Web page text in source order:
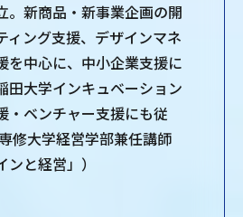
。新商品・新事業企画の開
ィング支援、デザインマネ
を中心に、中小企業支援に
田大学インキュベーション
・ベンチャー支援にも従
修大学経営学部兼任講師
ンと経営」）